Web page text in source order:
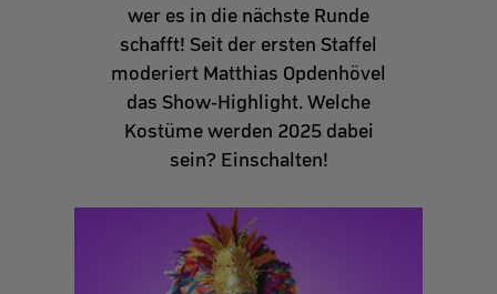
wer es in die nächste Runde
schafft! Seit der ersten Staffel
moderiert Matthias Opdenhövel
das Show-Highlight. Welche
Kostüme werden 2025 dabei
sein? Einschalten!